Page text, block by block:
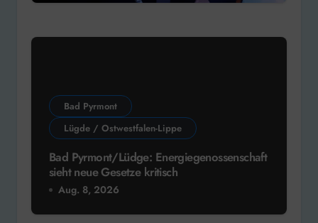
Bad Pyrmont
Lügde / Ostwestfalen-Lippe
Bad Pyrmont/Lüdge: Energiegenossenschaft
sieht neue Gesetze kritisch
Aug. 8, 2026